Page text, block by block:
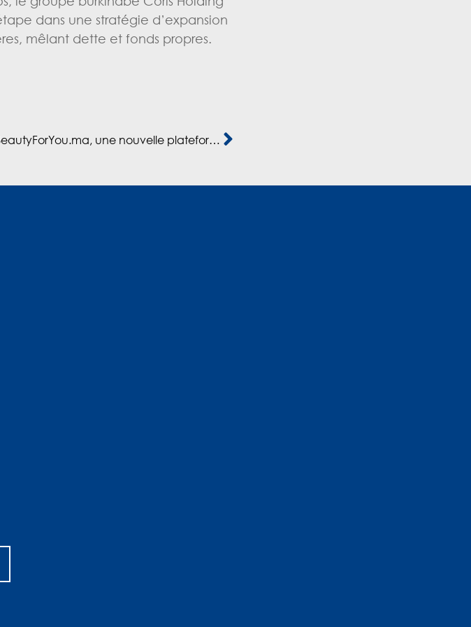
dans une stratégie d’expansion
mêlant dette et fonds propres.
H&S Group dévoile BeautyForYou.ma, une nouvelle plateforme e-commerce dédiée à la beauté au Maroc